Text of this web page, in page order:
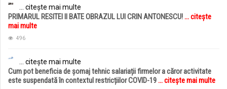
... citește mai multe
PRIMARUL RESITEI II BATE OBRAZUL LUI CRIN ANTONESCU!... citește
mai multe
496
... citește mai multe
Cum pot beneficia de șomaj tehnic salariații firmelor a căror activitate
este suspendată în contextul restricțiilor COVID-19... citește mai multe